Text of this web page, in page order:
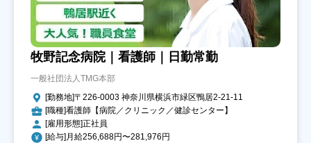
牧野記念病院｜看護師｜日勤常勤
一般社団法人TMG本部
[勤務地]〒226-0003 神奈川県横浜市緑区鴨居2-21-11
[職種]看護師【病院／クリニック／健診センター】
[雇用形態]正社員
[給与]月給256,688円〜281,976円